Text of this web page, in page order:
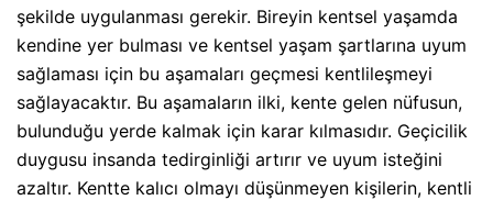
şekilde uygulanması gerekir. Bireyin kentsel yaşamda
kendine yer bulması ve kentsel yaşam şartlarına uyum
sağlaması için bu aşamaları geçmesi kentlileşmeyi
sağlayacaktır. Bu aşamaların ilki, kente gelen nüfusun,
bulunduğu yerde kalmak için karar kılmasıdır. Geçicilik
duygusu insanda tedirginliği artırır ve uyum isteğini
azaltır. Kentte kalıcı olmayı düşünmeyen kişilerin, kentli